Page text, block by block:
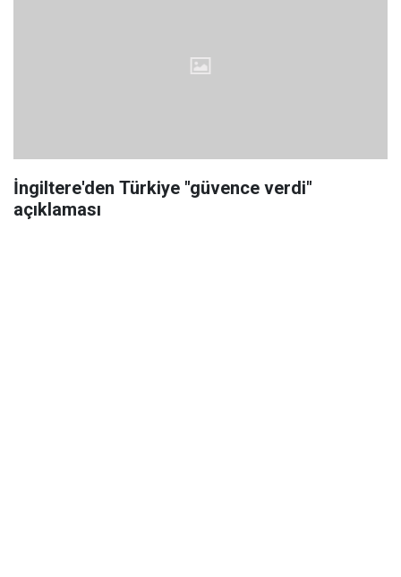
İngiltere'den Türkiye "güvence verdi"
açıklaması